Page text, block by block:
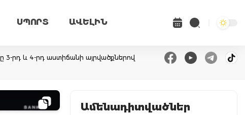
ՍՊՈՐՏ ԱՎԵԼԻՆ
3-րդ և 4-րդ աստիճանի այրվածքներով
Ամենադիտվածներ